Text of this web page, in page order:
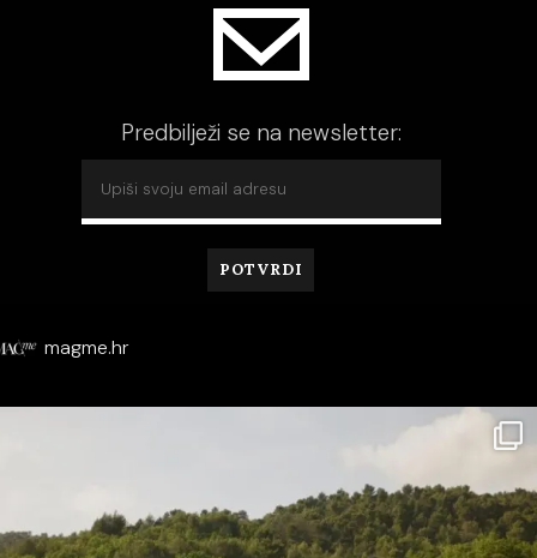
Predbilježi se na newsletter:
magme.hr